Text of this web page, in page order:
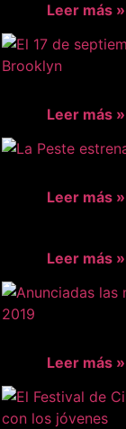
Leer más »
Leer más »
Leer más »
Leer más »
Leer más »